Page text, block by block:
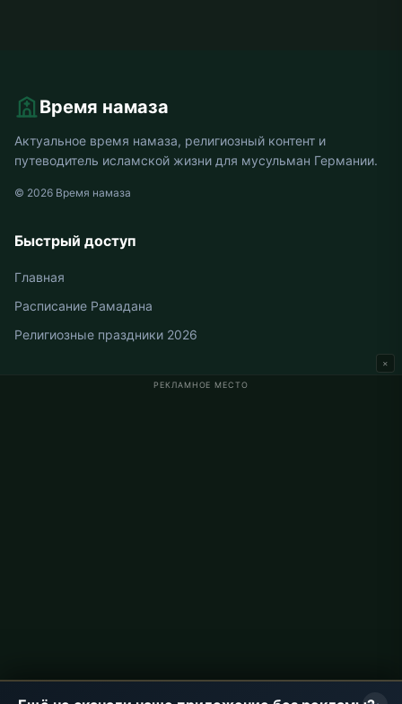
РЕКЛАМНОЕ МЕСТО
×
Время намаза
Актуальное время намаза, религиозный контент и
путеводитель исламской жизни для мусульман Германии.
© 2026 Время намаза
Быстрый доступ
Главная
Расписание Рамадана
Религиозные праздники 2026
Время намаза в Германии